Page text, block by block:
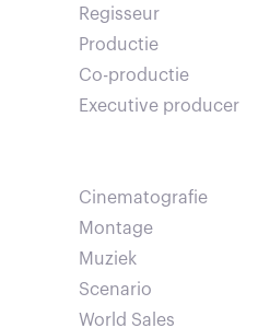
Regisseur
Productie
Co-productie
Executive producer
Cinematografie
Montage
Muziek
Scenario
World Sales